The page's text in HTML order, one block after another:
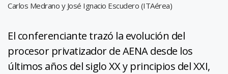
Carlos Medrano y José Ignacio Escudero (ITAérea)
El conferenciante trazó la evolución del
procesor privatizador de AENA desde los
últimos años del siglo XX y principios del XXI,